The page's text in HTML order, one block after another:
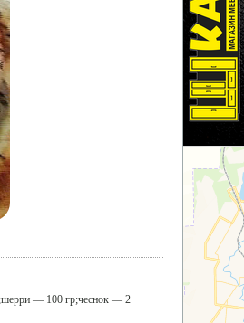
— 100 гр;чеснок — 2